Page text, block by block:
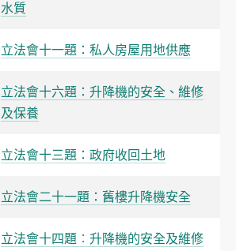
水質
立法會十一題：私人房屋用地供應
立法會十六題：升降機的安全、維修
及保養
立法會十三題：政府收回土地
立法會二十一題：舊樓升降機安全
立法會十四題︰升降機的安全及維修